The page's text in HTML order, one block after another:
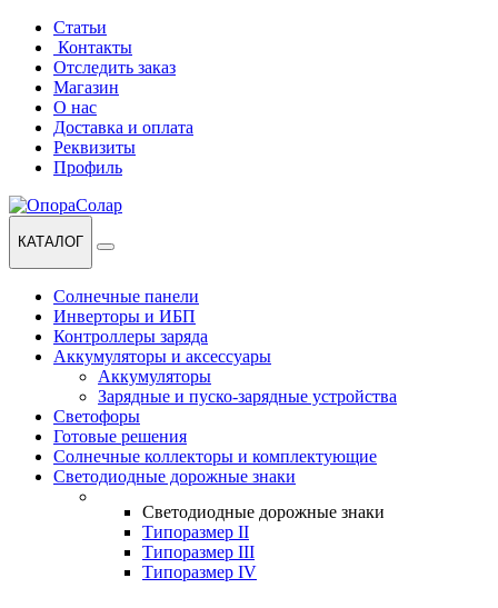
Перейти
навигации
Перейти
содержанию
Статьи
Контакты
Отследить заказ
Магазин
О нас
Доставка и оплата
Реквизиты
Профиль
КАТАЛОГ
Солнечные панели
Инверторы и ИБП
Контроллеры заряда
Аккумуляторы и аксессуары
Аккумуляторы
Зарядные и пуско-зарядные устройства
Светофоры
Готовые решения
Солнечные коллекторы и комплектующие
Светодиодные дорожные знаки
Светодиодные дорожные знаки
Типоразмер II
Типоразмер III
Типоразмер IV